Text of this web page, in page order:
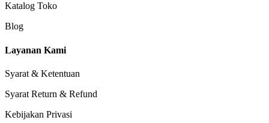
Katalog Toko
Blog
Layanan Kami
Syarat & Ketentuan
Syarat Return & Refund
Kebijakan Privasi